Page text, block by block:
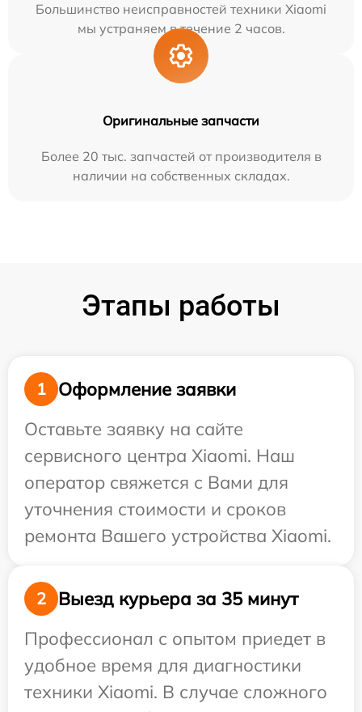
Большинство неисправностей техники Xiaomi
мы устраняем в течение 2 часов.
Оригинальные запчасти
Более 20 тыс. запчастей от производителя в
наличии на собственных складах.
Этапы работы
1
Оформление заявки
Оставьте заявку на сайте
сервисного центра Xiaomi. Наш
оператор свяжется с Вами для
уточнения стоимости и сроков
ремонта Вашего устройства Xiaomi.
2
Выезд курьера за 35 минут
Профессионал с опытом приедет в
удобное время для диагностики
техники Xiaomi. В случае сложного